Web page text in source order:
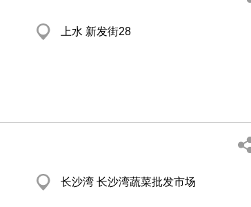
上水 新发街28
长沙湾 长沙湾蔬菜批发市场